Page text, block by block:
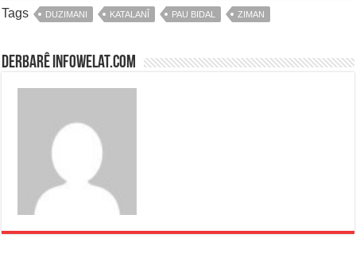
Tags DUZIMANI KATALANÎ PAU BIDAL ZIMAN
Derbarê infowelat.com